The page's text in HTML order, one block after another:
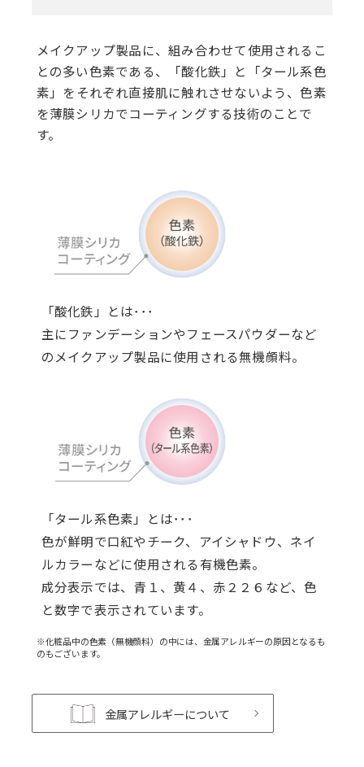
メイクアップ製品に、組み合わせて使用されるこ
との多い色素である、「酸化鉄」と「タール系色
素」を それぞれ直接肌に触れさせないよう、色素
を薄膜シリカでコーティングする技術のことで
す。
「酸化鉄」とは･･･
主にファンデーションやフェースパウダーなど
のメイクアップ製品に使用される無機顔料。
「タール系色素」とは･･･
色が鮮明で口紅やチーク、アイシャドウ、ネイ
ルカラーなどに使用される有機色素。
成分表示では、青１、黄４、赤２２６など、色
と数字で表示されています。
※化粧品中の色素（無機顔料）の中には、金属アレルギーの原因となるも
のもございます。
金属アレルギーについて